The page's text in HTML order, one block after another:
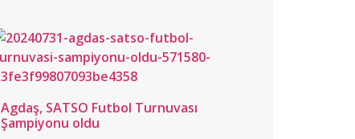
Agdaş, SATSO Futbol Turnuvası
Şampiyonu oldu